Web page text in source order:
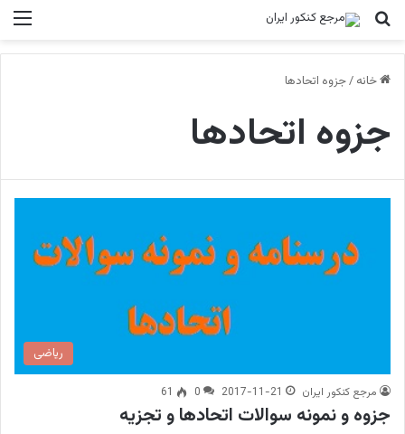
جستجو برای
خانه /جزوه اتحادها
جزوه اتحادها
ریاضی
مرجع کنکور ایران 2017-11-21
0
61
جزوه و نمونه سوالات اتحادها و تجزیه